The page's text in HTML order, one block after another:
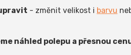
- změnit velikost i barvu
náhled polepu a přesnou